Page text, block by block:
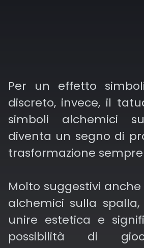
Per un effetto
discreto, invece, il
simboli alchemici
diventa un segno di
trasformazione sempre
Molto suggestivi
alchemici sulla
unire estetica e
possibilità di